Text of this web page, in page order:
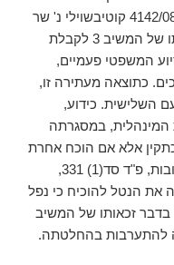
הפנים, פסקה 10 (23.9.2007); בג"ץ 4142/08 קוטיבשוילי נ' שר
הפנים, פסקה ג' (6.10.2008)) . זכאותו של המשיב 3 לקבלת
המשפטי פעמיים,
כתוצאה מעתירה זו,
זכאותו של המשיב 3 בפעם השלישית. כידוע,
המינהלית, במסגרתה
אלא אם הוכח אחרת
(בג"ץ 10907/04 סולודוך נ' עיריית רחובות, פ"ד סד(1) 331,
הרימה את הנטל להוכיח כי נפל
זכאותו של המשיב